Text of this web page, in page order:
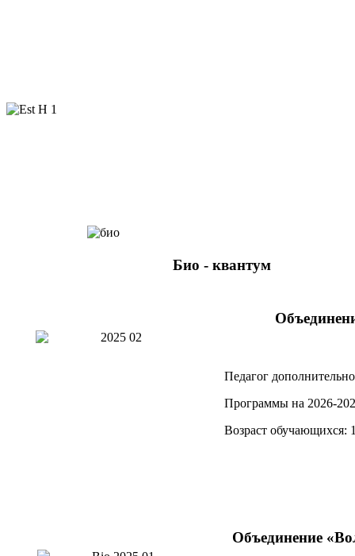
Био - квантум
Педагог
Программы на 2026-
Возраст обучающихся:
Объединение «